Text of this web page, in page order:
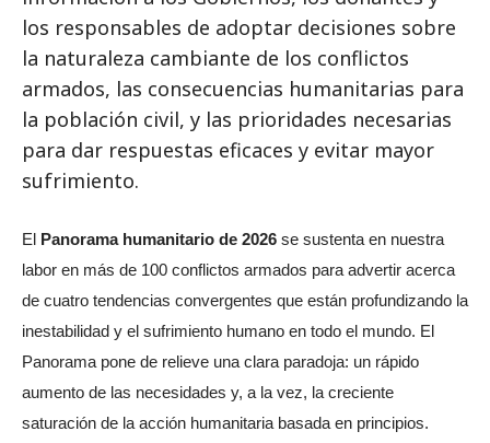
los responsables de adoptar decisiones sobre
la naturaleza cambiante de los conflictos
armados, las consecuencias humanitarias para
la población civil, y las prioridades necesarias
para dar respuestas eficaces y evitar mayor
sufrimiento.
El Panorama humanitario de 2026 se sustenta en nuestra
labor en más de 100 conflictos armados para advertir acerca
de cuatro tendencias convergentes que están profundizando la
inestabilidad y el sufrimiento humano en todo el mundo. El
Panorama pone de relieve una clara paradoja: un rápido
aumento de las necesidades y, a la vez, la creciente
saturación de la acción humanitaria basada en principios.